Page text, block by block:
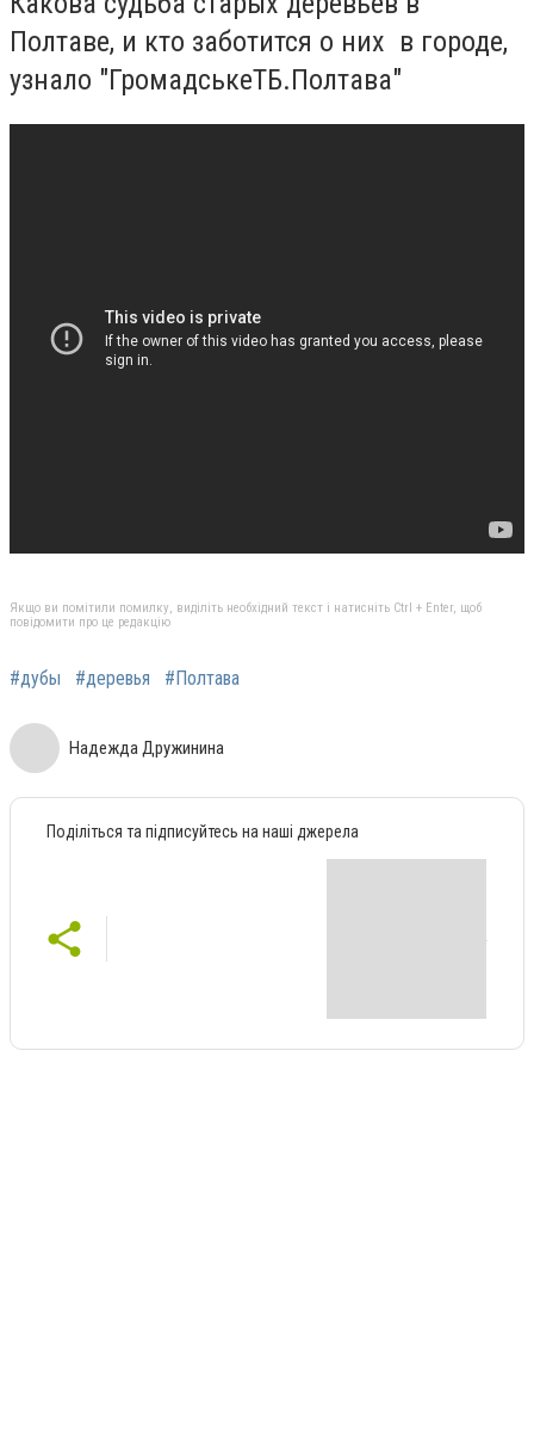
Полтаве, и кто заботится о них в городе,
узнало "ГромадськеТБ.Полтава"
Якщо ви помітили помилку, виділіть необхідний текст і натисніть Ctrl + Enter, щоб
повідомити про це редакцію
#дубы #деревья #Полтава
Надежда Дружинина
Поділіться та підписуйтесь на наші джерела